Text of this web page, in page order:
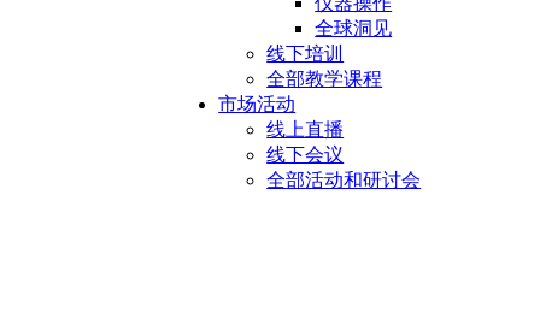
全球洞见
线下培训
全部教学课程
市场活动
线上直播
线下会议
全部活动和研讨会